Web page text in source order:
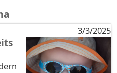
3/3/2025